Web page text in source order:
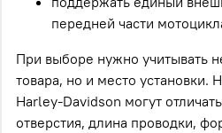
передней части
При выборе нужно учитывать
товара, но и место установки.
Harley-Davidson могут
отверстия, длина проводки,